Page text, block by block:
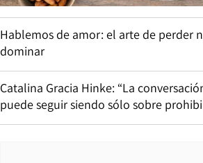
Hablemos de amor: el arte de perder
dominar
Catalina Gracia Hinke: “La
puede seguir siendo sólo sobre